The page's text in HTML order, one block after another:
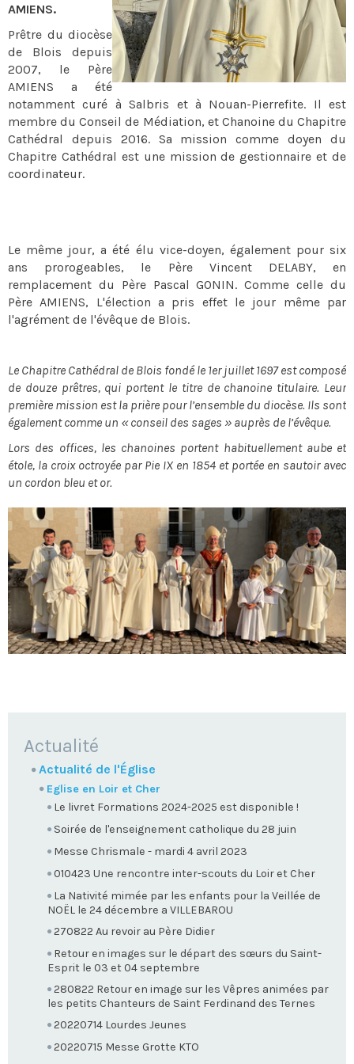
AMIENS.
Prêtre du diocèse
de Blois depuis
2007, le Père
AMIENS a été
notamment curé à Salbris et à Nouan-Pierrefite. Il est
membre du Conseil de Médiation, et Chanoine du Chapitre
Cathédral depuis 2016. Sa mission comme doyen du
Chapitre Cathédral est une mission de gestionnaire et de
coordinateur.
Le même jour, a été élu vice-doyen, également pour six
ans prorogeables, le Père Vincent DELABY, en
remplacement du Père Pascal GONIN. Comme celle du
Père AMIENS, L'élection a pris effet le jour même par
l'agrément de l'évêque de Blois.
Le Chapitre Cathédral de Blois fondé le 1er juillet 1697 est composé
de douze prêtres, qui portent le titre de chanoine titulaire. Leur
première mission est la prière pour l’ensemble du diocèse. Ils sont
également comme un « conseil des sages » auprès de l’évêque.
Lors des offices, les chanoines portent habituellement aube et
étole, la croix octroyée par Pie IX en 1854 et portée en sautoir avec
un cordon bleu et or.
NAVIGATION
Actualité
Actualité de l'Église
Eglise en Loir et Cher
Le livret Formations 2024-2025 est disponible !
Soirée de l'enseignement catholique du 28 juin
Messe Chrismale - mardi 4 avril 2023
010423 Une rencontre inter-scouts du Loir et Cher
La Nativité mimée par les enfants pour la Veillée de
NOËL le 24 décembre a VILLEBAROU
270822 Au revoir au Père Didier
Retour en images sur le départ des sœurs du Saint-
Esprit le 03 et 04 septembre
280822 Retour en image sur les Vêpres animées par
les petits Chanteurs de Saint Ferdinand des Ternes
20220714 Lourdes Jeunes
20220715 Messe Grotte KTO